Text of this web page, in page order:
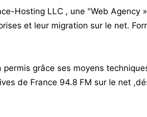
Hosting LLC , une "Web Agency
et leur migration sur le net.
grâce ses moyens
de France 94.8 FM sur le net